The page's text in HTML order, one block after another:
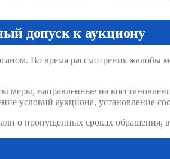
допуск к аукциону
Во время рассмотрения
направленные на
условий аукциона, установление
о пропущенных сроках обращения,